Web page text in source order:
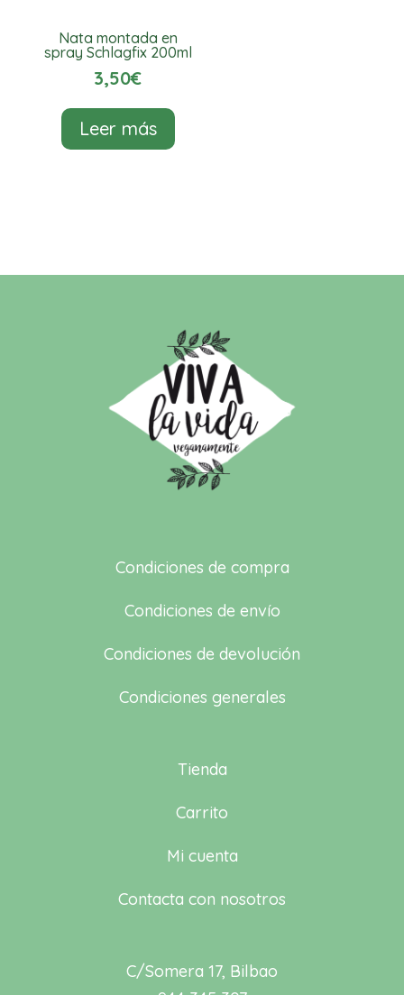
Nata montada en
spray Schlagfix 200ml
3,50€
Leer más
Condiciones de compra
Condiciones de envío
Condiciones de devolución
Condiciones generales
Tienda
Carrito
Mi cuenta
Contacta con nosotros
C/Somera 17, Bilbao